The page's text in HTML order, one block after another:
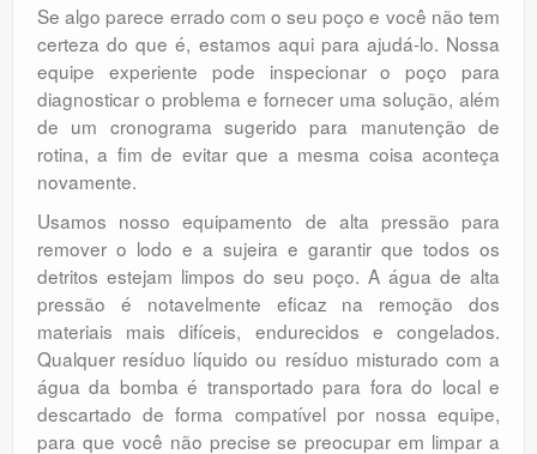
Se algo parece errado com o seu poço e você não tem
certeza do que é, estamos aqui para ajudá-lo. Nossa
equipe experiente pode inspecionar o poço para
diagnosticar o problema e fornecer uma solução, além
de um cronograma sugerido para manutenção de
rotina, a fim de evitar que a mesma coisa aconteça
novamente.
Usamos nosso equipamento de alta pressão para
remover o lodo e a sujeira e garantir que todos os
detritos estejam limpos do seu poço. A água de alta
pressão é notavelmente eficaz na remoção dos
materiais mais difíceis, endurecidos e congelados.
Qualquer resíduo líquido ou resíduo misturado com a
água da bomba é transportado para fora do local e
descartado de forma compatível por nossa equipe,
para que você não precise se preocupar em limpar a